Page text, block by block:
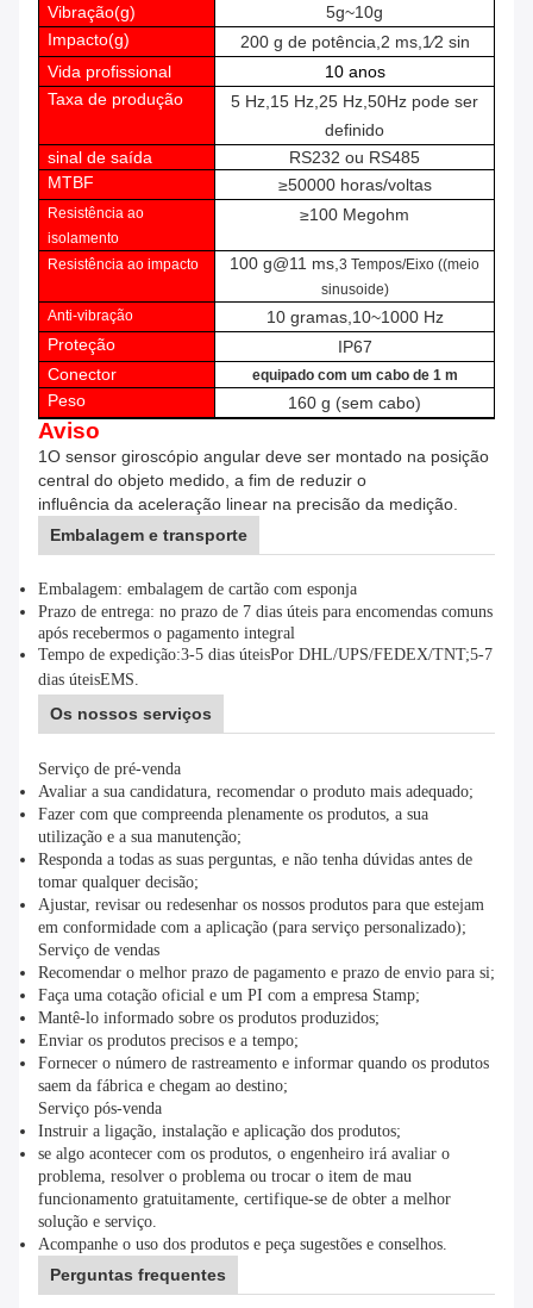
Vibração(g)
5g~10g
Impacto(g) 200 g de potência,2 ms,1⁄2 sin
Vida profissional
10 anos
Taxa de produção
5 Hz,15 Hz,25 Hz,50Hz pode ser
definido
sinal de saída
RS232 ou RS485
MTBF
≥50000 horas/voltas
Resistência ao
isolamento
≥100 Megohm
Resistência ao impacto 100 g@11 ms,3 Tempos/Eixo ((meio
sinusoide)
Anti-vibração
10 gramas,10~1000 Hz
Proteção
IP67
Conector
equipado com um cabo de 1 m
Peso 160 g (sem cabo)
Aviso
1O sensor giroscópio angular deve ser montado na posição
central do objeto medido, a fim de reduzir o
influência da aceleração linear na precisão da medição.
Embalagem e transporte
Embalagem: embalagem de cartão com esponja
Prazo de entrega: no prazo de 7 dias úteis para encomendas comuns
após recebermos o pagamento integral
Tempo de expedição:3-5 dias úteisPor DHL/UPS/FEDEX/TNT;5-7
dias úteisEMS.
Os nossos serviços
Serviço de pré-venda
Avaliar a sua candidatura, recomendar o produto mais adequado;
Fazer com que compreenda plenamente os produtos, a sua
utilização e a sua manutenção;
Responda a todas as suas perguntas, e não tenha dúvidas antes de
tomar qualquer decisão;
Ajustar, revisar ou redesenhar os nossos produtos para que estejam
em conformidade com a aplicação (para serviço personalizado);
Serviço de vendas
Recomendar o melhor prazo de pagamento e prazo de envio para si;
Faça uma cotação oficial e um PI com a empresa Stamp;
Mantê-lo informado sobre os produtos produzidos;
Enviar os produtos precisos e a tempo;
Fornecer o número de rastreamento e informar quando os produtos
saem da fábrica e chegam ao destino;
Serviço pós-venda
Instruir a ligação, instalação e aplicação dos produtos;
se algo acontecer com os produtos, o engenheiro irá avaliar o
problema, resolver o problema ou trocar o item de mau
funcionamento gratuitamente, certifique-se de obter a melhor
solução e serviço.
Acompanhe o uso dos produtos e peça sugestões e conselhos.
Perguntas frequentes